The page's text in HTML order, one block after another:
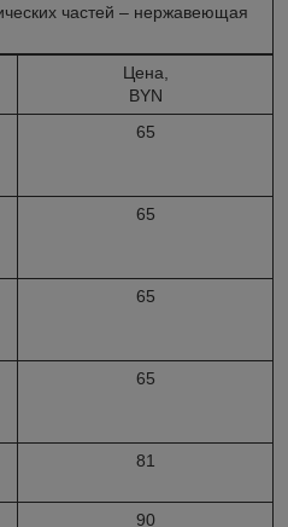
частей – нержавеющая
Цена,
BYN
65
65
65
65
81
90